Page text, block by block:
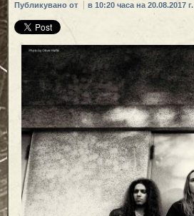
Публикувано от в 10:20 часа на 20.08.2017 г.